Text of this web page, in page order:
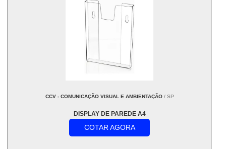
CCV - COMUNICAÇÃO VISUAL E AMBIENTAÇÃO/ SP
DISPLAY DE PAREDE A4
COTAR AGORA